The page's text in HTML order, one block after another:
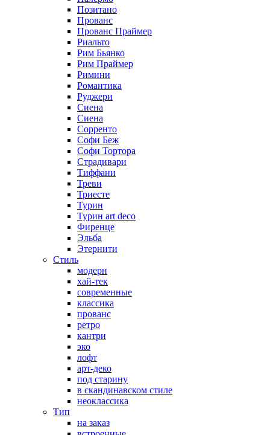
Позитано
Прованс
Прованс Праймер
Риальто
Рим Бьянко
Рим Праймер
Римини
Романтика
Руджери
Сиена
Сиена
Сорренто
Софи Беж
Софи Тортора
Страдивари
Тиффани
Треви
Триесте
Турин
Турин art deco
Фиренце
Эльба
Этернити
Стиль
модерн
хай-тек
современные
классика
прованс
ретро
кантри
эко
лофт
арт-деко
под старину
в скандинавском стиле
неоклассика
Тип
на заказ